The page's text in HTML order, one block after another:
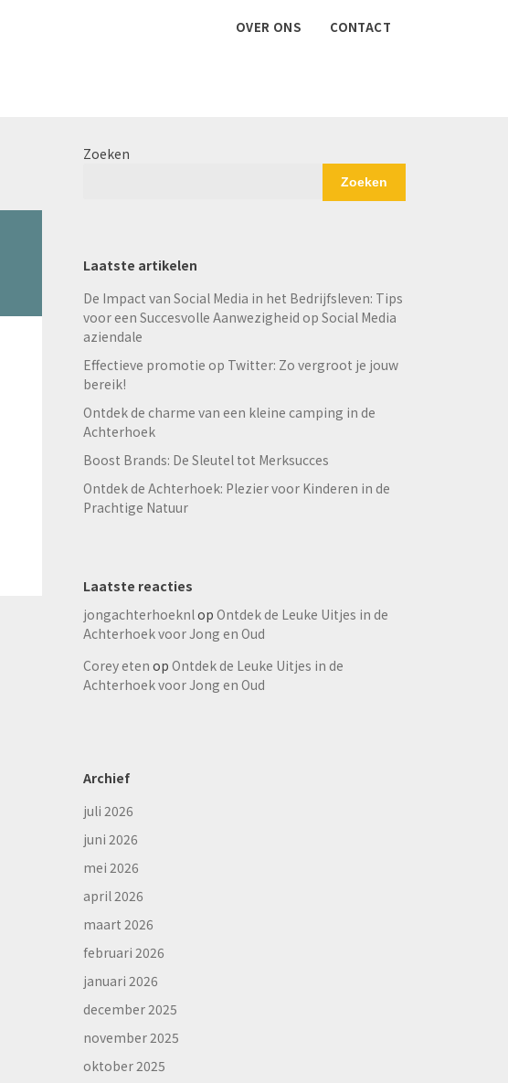
OVER ONS CONTACT
Zoeken
Zoeken
Laatste artikelen
De Impact van Social Media in het Bedrijfsleven: Tips
voor een Succesvolle Aanwezigheid op Social Media
aziendale
Effectieve promotie op Twitter: Zo vergroot je jouw
bereik!
Ontdek de charme van een kleine camping in de
Achterhoek
Boost Brands: De Sleutel tot Merksucces
Ontdek de Achterhoek: Plezier voor Kinderen in de
Prachtige Natuur
Laatste reacties
jongachterhoeknlop Ontdek de Leuke Uitjes in de
Achterhoek voor Jong en Oud
Corey eten op Ontdek de Leuke Uitjes in de
Achterhoek voor Jong en Oud
Archief
juli 2026
juni 2026
mei 2026
april 2026
maart 2026
februari 2026
januari 2026
december 2025
november 2025
oktober 2025